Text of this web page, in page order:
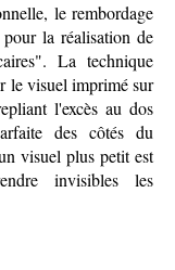
le rembordage
la réalisation de
La technique
le visuel imprimé sur
l'excès au dos
des côtés du
visuel plus petit est
invisibles les